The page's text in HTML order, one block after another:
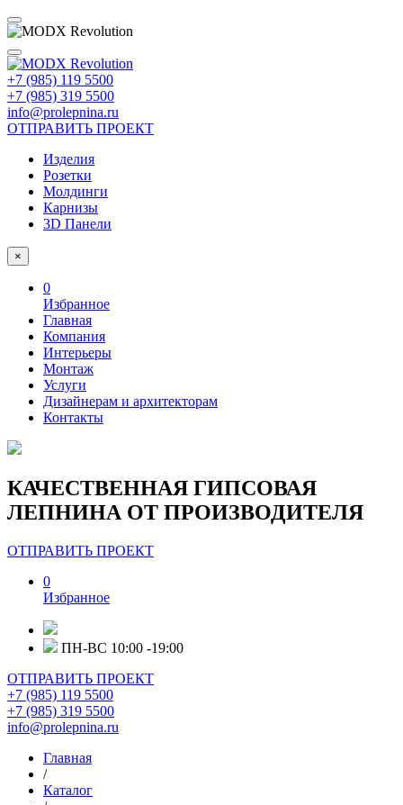
+7 (985) 119 5500
+7 (985) 319 5500
info@prolepnina.ru
ОТПРАВИТЬ ПРОЕКТ
Изделия
Розетки
Молдинги
Карнизы
3D Панели
×
0
Избранное
Главная
Компания
Интерьеры
Монтаж
Услуги
Дизайнерам и архитекторам
Контакты
КАЧЕСТВЕННАЯ ГИПСОВАЯ
ЛЕПНИНА ОТ ПРОИЗВОДИТЕЛЯ
ОТПРАВИТЬ ПРОЕКТ
0
Избранное
ПН-ВС 10:00 -19:00
ОТПРАВИТЬ ПРОЕКТ
+7 (985) 119 5500
+7 (985) 319 5500
info@prolepnina.ru
Главная
/
Каталог